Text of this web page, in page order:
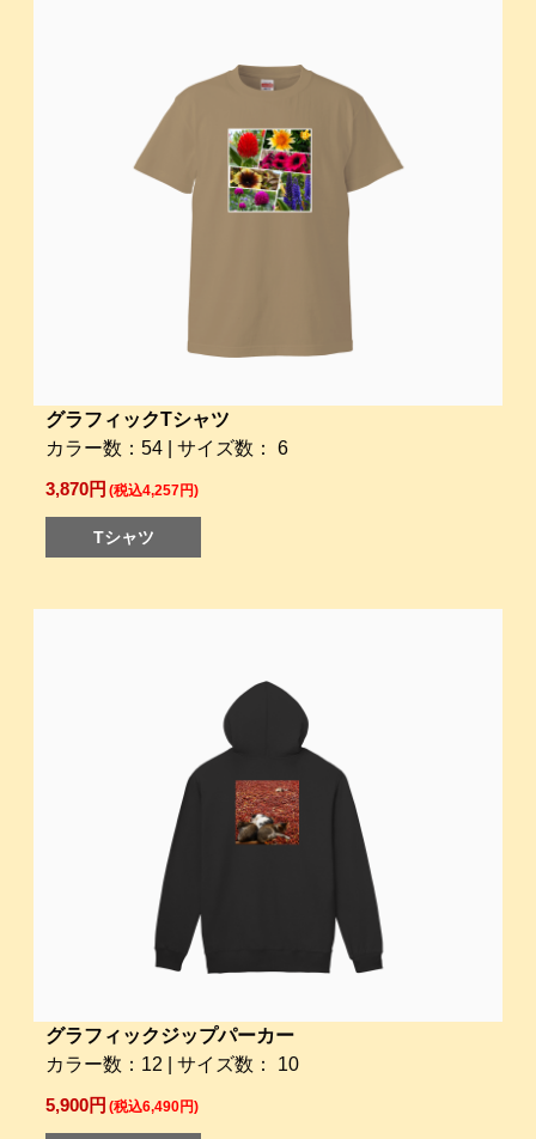
グラフィックTシャツ
カラー数：54 | サイズ数： 6
3,870円 (税込4,257円)
Tシャツ
グラフィックジップパーカー
カラー数：12 | サイズ数： 10
5,900円 (税込6,490円)